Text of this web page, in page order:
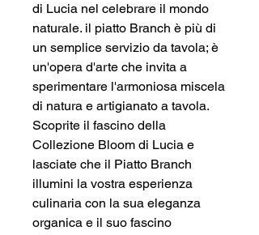
di Lucia nel celebrare il mondo
naturale. il piatto Branch è più di
un semplice servizio da tavola; è
un'opera d'arte che invita a
sperimentare l'armoniosa miscela
di natura e artigianato a tavola.
Scoprite il fascino della
Collezione Bloom di Lucia e
lasciate che il Piatto Branch
illumini la vostra esperienza
culinaria con la sua eleganza
organica e il suo fascino